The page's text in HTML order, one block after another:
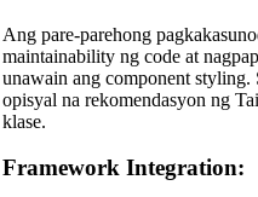
Batch Script Beautifier
C/C++ Code Beautifier
CUDA Code Beautifier
Scala Code Beautifier
Ang pare-parehong
maintainability ng code at
unawain ang component
opisyal na rekomendasyon ng
klase.
Framework Integration: